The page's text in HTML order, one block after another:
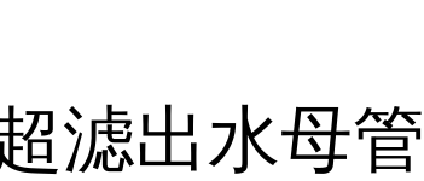
滤出水母